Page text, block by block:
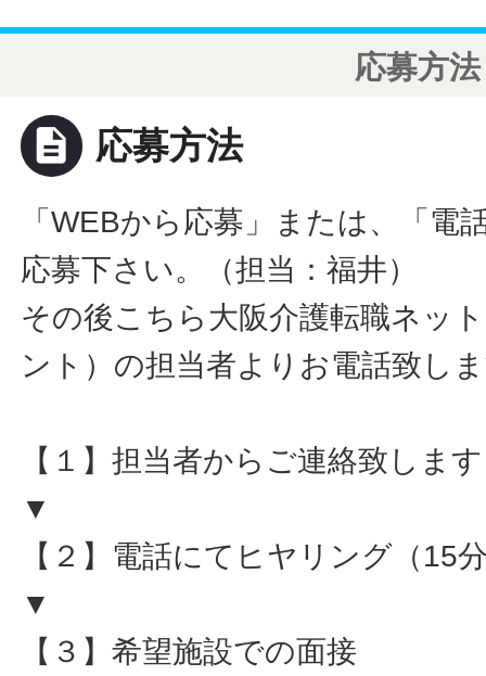
応募方法
description 応募方法
「WEBから応募」または、「電
応募下さい。（担当：福井）
その後こちら大阪介護転職ネッ
ント）の担当者よりお電話致し
【１】担当者からご連絡致します
▼
【２】電話にてヒヤリング（15
▼
【３】希望施設での面接